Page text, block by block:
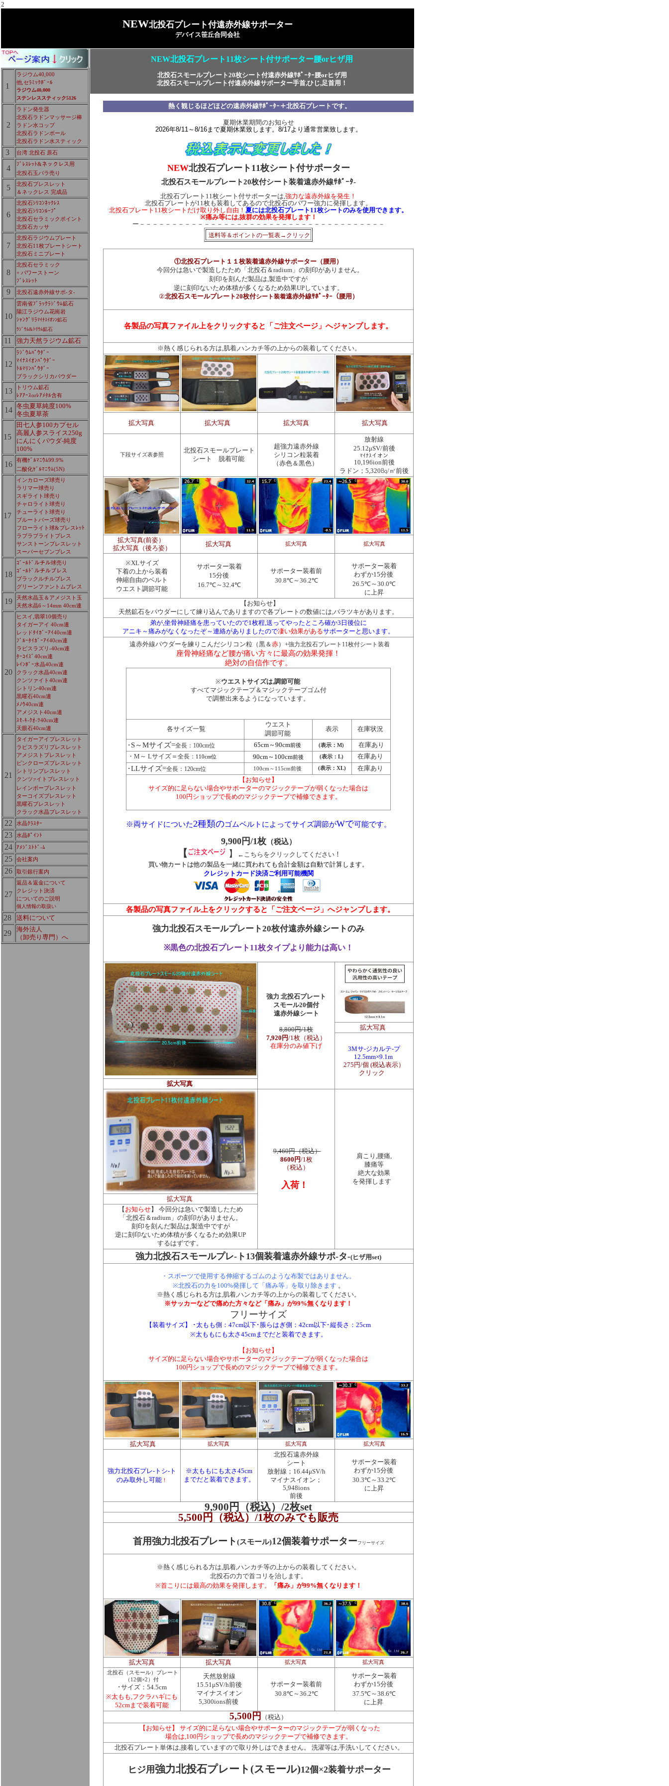
2
NEW北投石プレート付遠赤外線サポーター
デバイス笹丘合同会社
1
ラジウム40,000
他,セﾗﾐｯｸﾎﾞｰﾙ
ラジウム40,000
ステンレススティック5126
2
ラドン発生器
北投石ラドンマッサージ棒
ラドン水コップ
北投石ラドンボール
北投石ラドン水スティック
3 台湾 北投石 原石
4
ﾌﾞﾚｽﾚｯﾄ&ネックレス用
北投石玉バラ売り
5
北投石ブレスレット
＆ネックレス 完成品
6
北投石ｼﾘｺﾝﾈｯｸﾚｽ
北投石ｼﾘｺﾝﾙｰﾌﾟ
北投石セラミックポイント
北投石カッサ
7
北投石ラジウムプレート
北投石11枚プレートシート
北投石ミニプレート
8
北投石セラミック
+ パワーストーン
ﾌﾞﾚｽﾚｯﾄ
9 北投石遠赤外線サポ-タ-
10
雲南省ﾌﾞﾗｯｸﾗｼﾞｳﾑ鉱石
陽江ラジウム花崗岩
ｼｬﾝｸﾞﾘﾗﾏｲﾅｽｲｵﾝﾝ鉱石
ﾗｼﾞｳﾑ&ﾄﾘｳﾑ鉱石
11 強力天然ラジウム鉱石
12
ﾗｼﾞｳﾑﾊﾟｳﾀﾞｰ
ﾏｲﾅｽｲｵﾝﾊﾟｳﾀﾞｰ
ﾄﾙﾏﾘﾝﾊﾟｳﾀﾞｰ
ブラックシリカパウダー
13
トリウム鉱石
ﾚｱｱｰｽorﾚｱﾒﾀﾙ含有
14 冬虫夏草純度100%
冬虫夏草茶
15
田七人参100カプセル
高麗人参スライス250g
にんにくパウダ-純度
100%
16
有機ｹﾞﾙﾏﾆｳﾑ99.9%
二酸化ｹﾞﾙﾏﾆｳﾑ(5N)
17
インカローズ球売り
ラリマー球売り
スギライト球売り
チャロライト球売り
チューライト球売り
ブルートパーズ球売り
フローライト球&ブレスﾚｯﾄ
ラブラブライトブレス
サンストーンブレスレット
スーパーセブンブレス
18
ｺﾞｰﾙﾄﾞルチル球売り
ｺﾞｰﾙﾄﾞルチルブレス
ブラックルチルブレス
グリーンファントムブレス
19
天然水晶玉＆アメジスト玉
天然水晶6～14mm 40cm連
20
ヒスイ,翡翠10個売り
タイガーアイ 40cm連
レッドﾀｲｶﾞｰｱｲ40cm連
ﾌﾞﾙｰﾀｲｶﾞｰｱｲ40cm連
ラピスラズリ-40cm連
ﾀｰｺｲｽﾞ40cm連
ﾚｲﾝﾎﾞｰ水晶40cm連
クラック水晶40cm連
クンツァイト40cm連
シトリン40cm連
黒曜石40cm連
ﾒﾉｳ40cm連
アメジスト40cm連
ｽﾓ-ｷ-ｸｵ-ﾂ40cm連
天眼石40cm連
21
タイガーアイブレスレット
ラピスラズリブレスレット
アメジストブレスレット
ピンクローズブレスレット
シトリンブレスレット
クンツアイトブレスレット
レインボーブレスレット
ターコイズブレスレット
黒曜石ブレスレット
クラック水晶ブレスレット
22 水晶ｸﾗｽﾀｰ
23 水晶ﾎﾟｲﾝﾄ
24 ｱﾒｼﾞｽﾄﾄﾞ-ﾑ
25 会社案内
26 取引銀行案内
27
返品＆返金について
クレジット決済
についてのご説明
個人情報の取扱い
28 送料について
29
海外法人
（卸売り専門）へ
NEW北投石プレート11枚シート付サポーター腰orヒザ用
北投石スモールプレート20枚シート付遠赤外線ｻﾎﾟｰﾀｰ腰orヒザ用
北投石スモールプレート付遠赤外線サポーター手首,ひじ,足首用！
熱く観じるほどほどの遠赤外線ｻﾎﾟｰﾀｰ＋北投石プレートです。
夏期休業期間のお知らせ
2026年8/11～8/16まで夏期休業致します。8/17より通常営業致します。
NEW北投石プレート11枚シート付サポーター
北投石スモールプレート20枚付シート装着遠赤外線ｻﾎﾟｰﾀ-
北投石プレート11枚シート付サポーターは,強力な遠赤外線を発生！
北投石プレートが11枚も装着してあるので北投石のパワー強力に発揮します。
北投石プレート11枚シートだけ取り外し自由！ 夏には北投石プレート11枚シートのみを使用できます。
※痛み等には,抜群の効果を発揮します！
ー－－－－－－－－－－－－－－－－－－－－－－－－－－－－－－－－－－－－－－
送料等＆ポイントの一覧表→クリック
①北投石プレート１１枚装着遠赤外線サポーター（腰用）
今回分は急いで製造したため「北投石＆radium」の刻印がありません。
刻印を刻んだ製品は,製造中ですが
逆に刻印ないため体積が多くなるため効果UPしています。
②北投石スモールプレート20枚付シート装着遠赤外線ｻﾎﾟｰﾀｰ（腰用）
各製品の写真ファイル上をクリックすると「ご注文ページ」へジャンプします。
※熱く感じられる方は,肌着,ハンカチ等の上からの装着してください。
拡大写真 拡大写真 拡大写真 拡大写真
下段サイズ表参照
北投石スモールプレート
シート 脱着可能
超強力遠赤外線
シリコン粒装着
（赤色＆黒色）
放射線
25.12μSV/前後
ﾏｲﾅｽイオン
10,196ion前後
ラドン；5,320㏃/㎥前後
拡大写真(前姿）
拡大写真（後ろ姿）
拡大写真 拡大写真 拡大写真
※XLサイズ
下着の上から装着
伸縮自由のベルト
ウエスト調節可能
サポーター装着
15分後
16.7℃～32.4℃
サポーター装着前
30.8℃～36.2℃
サポーター装着
わずか15分後
26.5℃～30.0℃
に上昇
【お知らせ】
天然鉱石をパウダーにして練り込んでありますので各プレートの数値には,バラツキがあります。
弟が,坐骨神経痛を患っていたので1枚程,送ってやったところ確か3日後位に
アニキ～痛みがなくなったぞ～連絡がありましたので凄い効果があるサポーターと思います。
遠赤外線パウダーを練りこんだシリコン粒（黒＆赤）+強力北投石プレート11枚付シート装着
座骨神経痛など腰が痛い方々に最高の効果発揮！
絶対の自信作です。
※ウエストサイズは,調節可能
すべてマジックテープ＆マジックテープゴム付
で調整出来るようになっています。
各サイズ一覧
ウエスト
調節可能
表示 在庫状況
･ S～Mサイズ=全長：100cm位 65cm～90cm前後 (表示：M)
在庫あり
・M～ Lサイズ＝ 全長： 110cm位 90cm～100cm前後 (表示：L)
在庫あり
･LLサイズ=全長：120cm位 100cm～115cm前後 (表示：XL)
在庫あり
【お知らせ】
サイズ的に足らない場合やサポーターのマジックテープが弱くなった場合は
100円ショップで長めのマジックテープで補修できます。
※両サイドについた2種類のゴムベルトによってサイズ調節がWで可能です。
9,900円/1枚（税込）
【 】 ←こちらをクリックしてください !
買い物カートは他の製品を一緒に買われても合計金額は自動で計算します。
クレジットカード決済ご利用可能機関
各製品の写真ファイル上をクリックすると「ご注文ページ」へジャンプします。
強力北投石スモールプレート20枚付遠赤外線シートのみ
※黒色の北投石プレート11枚タイプより能力は高い！
強力 北投石プレート
スモール20個付
遠赤外線シート
8,800円/1枚
7,920円/1枚（税込）
在庫分のみ値下げ
拡大写真
3Mサ-ジカルテ-プ
12.5mm×9.1m
275円/個 (税込表示）
クリック
拡大写真
9,460円（税込）
8600円/1枚
（税込）
入荷！
肩こり,腰痛,
膝痛等
絶大な効果
を発揮します
拡大写真
【 お知らせ】 今回分は急いで製造したため
「北投石＆radium」の刻印がありません。
刻印を刻んだ製品は,製造中ですが
逆に刻印ないため体積が多くなるため効果UP
するはずです。
強力北投石スモールプレ-ト13個装着遠赤外線サポ-タ-(ヒザ用set)
・スポーツで使用する伸縮するゴムのような布製ではありません。
※北投石の力を100%発揮して「痛み等」を取り除きます 。
※熱く感じられる方は,肌着,ハンカチ等の上からの装着してください。
※サッカーなどで痛めた方々など「痛み」が99%無くなります！
フリーサイズ
【装着サイズ】 ･太もも側：47cm以下･脹らはぎ側：42cm以下･縦長さ：25cm
※太ももにも太さ45cmまでだと装着できます。
【お知らせ】
サイズ的に足らない場合やサポーターのマジックテープが弱くなった場合は
100円ショップで長めのマジックテープで補修できます。
拡大写真 拡大写真 拡大写真 拡大写真
強力北投石プレ-トシ-ト
のみ取外し可能 ！
※太ももにも太さ45cm
までだと装着できます。
北投石遠赤外線
シート
放射線；16.44μSV/h
マイナスイオン；
5,948ions
前後
サポーター装着
わずか15分後
30.3℃～33.2℃
に上昇
9,900円（税込）/2枚set
5,500円（税込）/1枚のみでも販売
首用強力北投石プレート(スモール)12個装着サポーター フリーサイズ
※熱く感じられる方は,肌着,ハンカチ等の上からの装着してください。
北投石の力で首コリを治します。
※首こりには最高の効果を発揮します。 「痛み」が99%無くなります！
拡大写真 拡大写真 拡大写真
拡大写真
北投石（スモール）プレート
（12個×2）付
･サイズ：54.5cm
※太もも,フクラハギにも
52cmまで装着可能
天然放射線
15.51μSV/h前後
マイナスイオン
5,300ions前後
サポーター装着前
30.8℃～36.2℃
サポーター装着
わずか15分後
37.5℃～38.6℃
に上昇
5,500円
（税込）
【お知らせ】
サイズ的に足らない場合やサポーターのマジックテープが弱くなった
場合は,100円ショップで長めのマジックテープで補修できます。
北投石プレート単体は,接着していますので取り外しはできません。 洗濯等は,手洗いしてください。
ヒジ用強力北投石プレート(スモール)12個×2装着サポーター